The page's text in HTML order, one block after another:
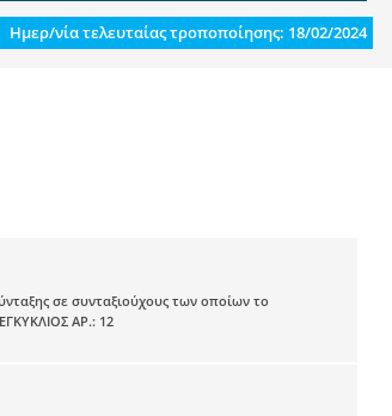
Ημερ/νία τελευταίας τροποποίησης: 18/02/2024
σε συνταξιούχους των οποίων το
ΑΡ.: 12